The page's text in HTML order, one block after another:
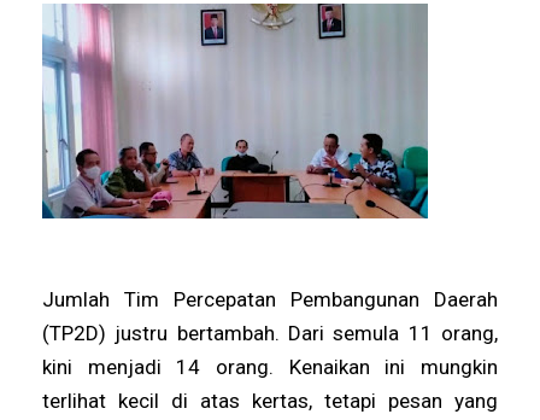
Jumlah Tim Percepatan Pembangunan Daerah
(TP2D) justru bertambah. Dari semula 11 orang,
kini menjadi 14 orang. Kenaikan ini mungkin
terlihat kecil di atas kertas, tetapi pesan yang